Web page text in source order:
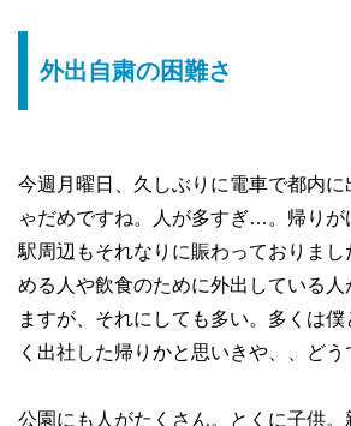
外出自粛の困難さ
今週月曜日、久しぶりに電車で都内に
ゃだめですね。人が多すぎ…。帰りが
駅周辺もそれなりに賑わっておりま
める人や飲食のために外出している
ますが、それにしても多い。多くは
く出社した帰りかと思いきや、、どう
公園にも人がたくさん。とくに子供